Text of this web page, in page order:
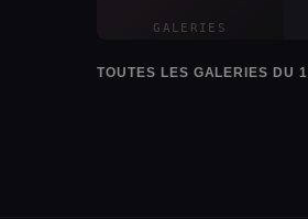
GALERIES
TOUTES LES GALERIES DU